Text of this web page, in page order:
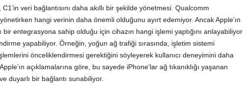
veri bağlantısını daha akıllı bir şekilde yönetmesi. Qualcomm
hangi verinin daha önemli olduğunu ayırt edemiyor. Ancak Apple’ın
bir entegrasyona sahip olduğu için cihazın hangi işlemi yaptığını anlayabiliyor
yapabiliyor. Örneğin, yoğun ağ trafiği sırasında, işletim sistemi
önceliklendirmesi gerektiğini söyleyerek kullanıcı deneyimini daha
açıklamalarına göre, bu sayede iPhone’lar ağ tıkanıklığı yaşanan
duyarlı bir bağlantı sunabiliyor.